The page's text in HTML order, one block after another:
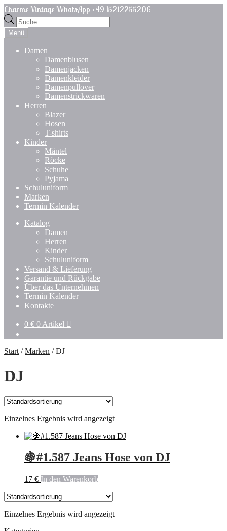
Zur
Navigation
springen
Zum
Inhalt
springen
Charme Vintage WhatsApp +49 15212255206
Products
search
Menü
Damen
Damenblusen
Damenjacken
Damenkleider
Damenpullover
Damenstrickwaren
Herren
Blazer
Hosen
T-shirts
Kinder
Mäntel
Röcke
Schuhe
Pyjama
Schuluniform
Marken
Termin Kalender
Katalog
Damen
Herren
Kinder
Schuluniform
Versand & Lieferung
Garantie und Rückgabe
Über das Unternehmen
Termin Kalender
Kontakte
0 € 0 Artikel
Start /Marken /DJ
DJ
Einzelnes Ergebnis wird angezeigt
🍇#1.587 Jeans Hose von DJ
17 € In den Warenkorb
Einzelnes Ergebnis wird angezeigt